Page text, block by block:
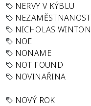
NERVY V KÝBLU
NEZAMĚSTNANOST
NICHOLAS WINTON
NOE
NONAME
NOT FOUND
NOVINAŘINA
NOVÝ ROK